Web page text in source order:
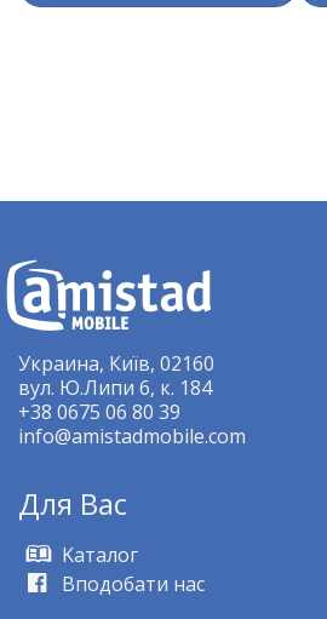
Украина, Київ, 02160
вул. Ю.Липи 6, к. 184
+38 0675 06 80 39
info@amistadmobile.com
Для Bас
Kаталог
Вподобати нас